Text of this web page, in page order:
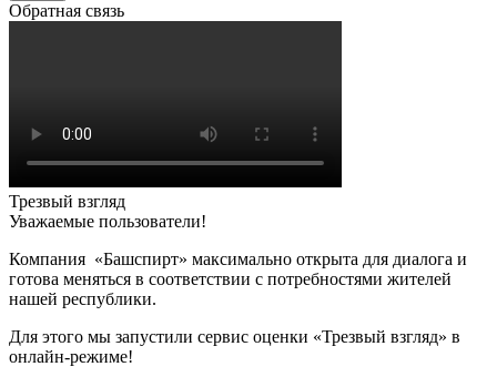
Обратная связь
Трезвый взгляд
Уважаемые пользователи!
Компания «Башспирт» максимально открыта для диалога и
готова меняться в соответствии с потребностями жителей
нашей республики.
Для этого мы запустили сервис оценки «Трезвый взгляд» в
онлайн-режиме!